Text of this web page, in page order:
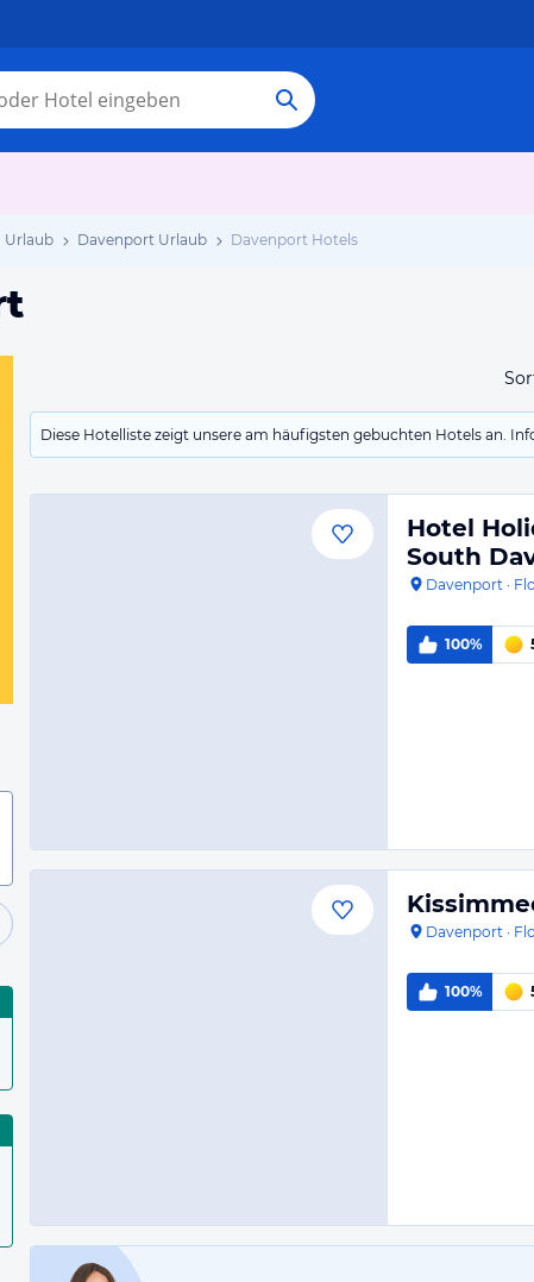
Urlaub Davenport Urlaub Davenport Hotels
Diese Hotelliste zeigt unsere am häufigsten gebuchten Hotels an.
Hotel
South
Davenport ·
100%
Davenport ·
100%